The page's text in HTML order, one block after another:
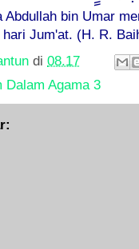
Abdullah bin Umar
Jum'at. (H. R.
di 08.17
Dalam Agama 3